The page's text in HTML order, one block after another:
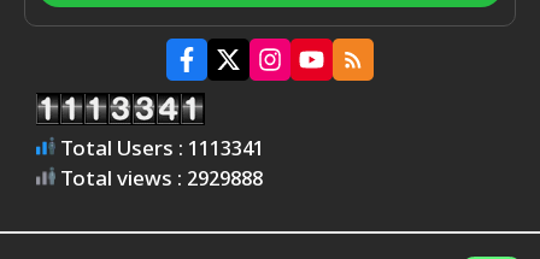
Total Users : 1113341
Total views : 2929888